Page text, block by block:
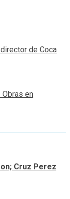
de Coca
Obras en
Cruz Perez